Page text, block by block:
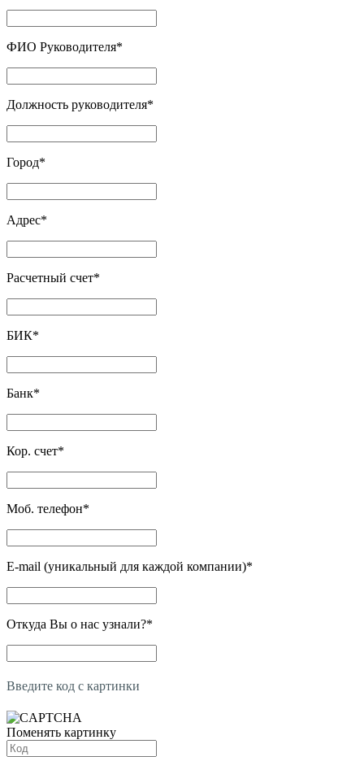
ФИО Руководителя*
Должность руководителя*
Город*
Адрес*
Расчетный счет*
БИК*
Банк*
Кор. счет*
Моб. телефон*
E-mail (уникальный для каждой компании)*
Откуда Вы о нас узнали?*
Введите код с картинки
Поменять картинку